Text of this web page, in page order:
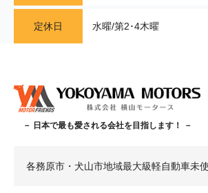
定休日 水曜/第2･4木曜
－ 日本で最も愛される会社を目指します！ －
各務原市・犬山市地域最大級軽自動車未